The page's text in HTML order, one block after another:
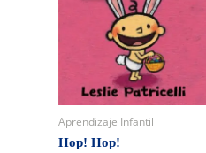
Aprendizaje Infantil
Hop! Hop!